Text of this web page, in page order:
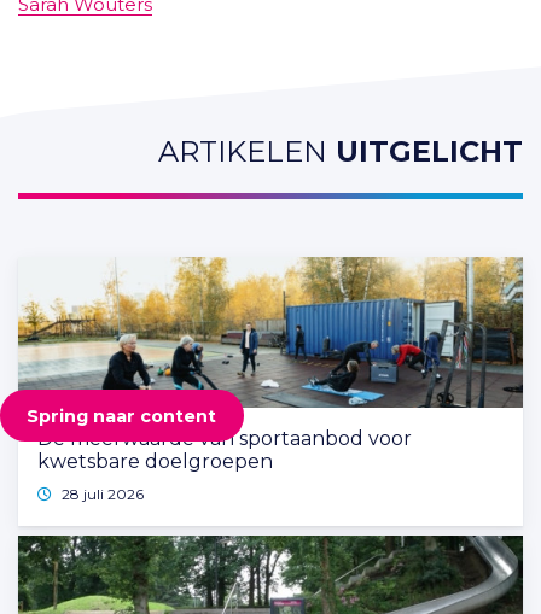
Spring naar content
Sarah Wouters
ARTIKELEN UITGELICHT
De meerwaarde van sportaanbod voor
kwetsbare doelgroepen
28 juli 2026